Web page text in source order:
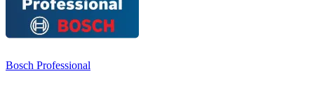
Bosch Professional